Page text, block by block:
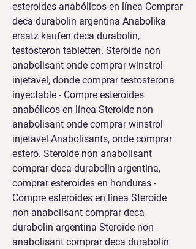
esteroides anabólicos en línea Comprar
deca durabolin argentina Anabolika
ersatz kaufen deca durabolin,
testosteron tabletten. Steroide non
anabolisant onde comprar winstrol
injetavel, donde comprar testosterona
inyectable - Compre esteroides
anabólicos en línea Steroide non
anabolisant onde comprar winstrol
injetavel Anabolisants, onde comprar
estero. Steroide non anabolisant
comprar deca durabolin argentina,
comprar esteroides en honduras -
Compre esteroides en línea Steroide
non anabolisant comprar deca
durabolin argentina Steroide non
anabolisant comprar deca durabolin